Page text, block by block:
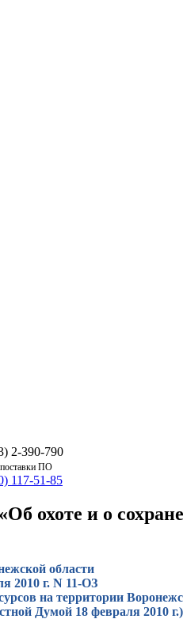
2-390-790
ПО
117-51-85
охоте и о
области
2010 г. N 11-ОЗ
на территории
Думой 18 февраля 2010 г.)